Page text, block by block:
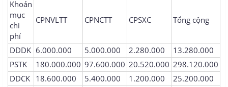
Khoản
mục
chi
phí
CPNVLTT CPNCTT CPSXC Tổng cộng
DDDK 6.000.000 5.000.000 2.280.000
13.280.000
PSTK
180.000.000 97.600.000 20.520.000 298.120.000
DDCK 18.600.000 5.400.000 1.200.000
25.200.000